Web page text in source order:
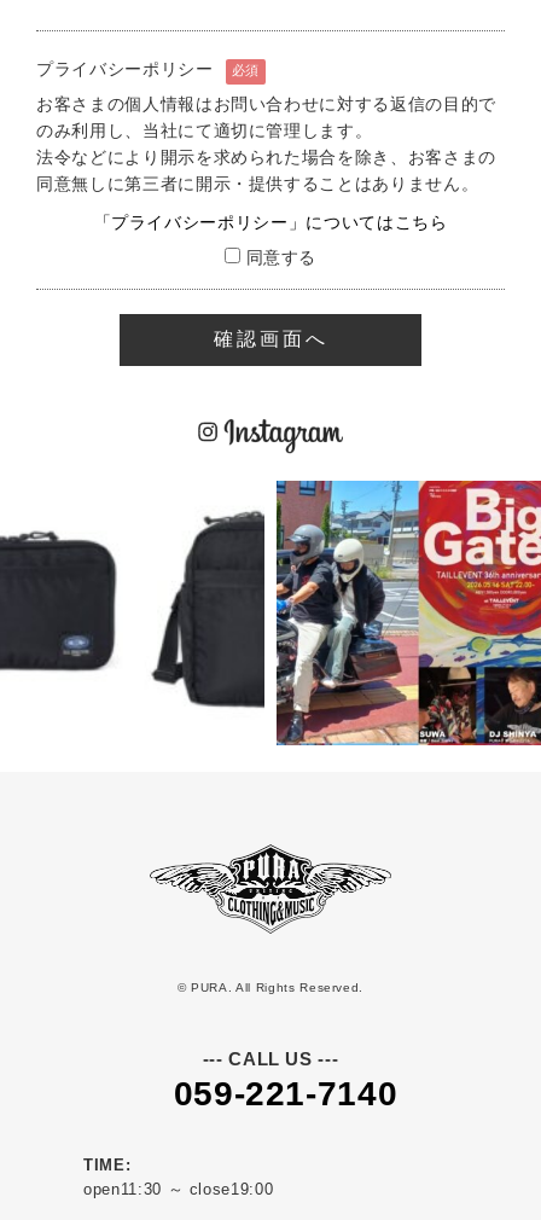
プライバシーポリシー 必須
お客さまの個人情報はお問い合わせに対する返信の目的で
のみ利用し、当社にて適切に管理します。
法令などにより開示を求められた場合を除き、お客さまの
同意無しに第三者に開示・提供することはありません。
「プライバシーポリシー」についてはこちら
同意する
© PURA. All Rights Reserved.
--- CALL US ---
059-221-7140
TIME:
open11:30 ～ close19:00